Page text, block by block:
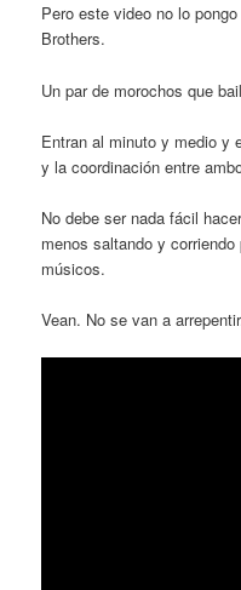
Pero este video no lo
Brothers.
Un par de morochos que
Entran al minuto y medio y
y la coordinación entre
No debe ser nada fácil
menos saltando y
músicos.
Vean. No se van a